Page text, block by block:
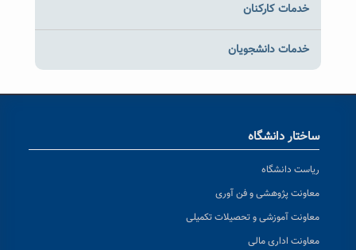
خدمات کارکنان
خدمات دانشجویان
ساختار دانشگاه
ریاست دانشگاه
معاونت پژوهشی و فن آوری
معاونت آموزشی و تحصیلات تکمیلی
معاونت اداری مالی